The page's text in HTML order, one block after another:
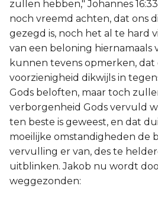
zullen hebben," Johannes
noch vreemd achten, dat ons
gezegd is, noch het al te hard
van een beloning hiernamaals
kunnen tevens opmerken, dat
voorzienigheid dikwijls in
Gods beloften, maar toch
verborgenheid Gods vervuld
ten beste is geweest, en dat
moeilijke omstandigheden de
vervulling er van, des te
uitblinken. Jakob nu wordt
weggezonden: